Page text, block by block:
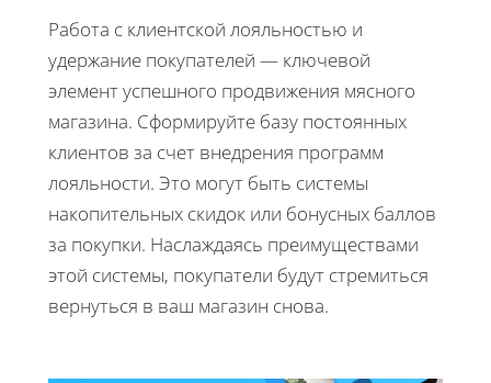
Работа с клиентской лояльностью и
удержание покупателей — ключевой
элемент успешного продвижения мясного
магазина. Сформируйте базу постоянных
клиентов за счет внедрения программ
лояльности. Это могут быть системы
накопительных скидок или бонусных баллов
за покупки. Наслаждаясь преимуществами
этой системы, покупатели будут стремиться
вернуться в ваш магазин снова.